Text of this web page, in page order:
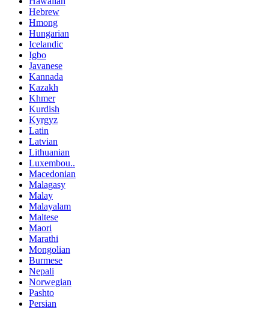
Hebrew
Hmong
Hungarian
Icelandic
Igbo
Javanese
Kannada
Kazakh
Khmer
Kurdish
Kyrgyz
Latin
Latvian
Lithuanian
Luxembou..
Macedonian
Malagasy
Malay
Malayalam
Maltese
Maori
Marathi
Mongolian
Burmese
Nepali
Norwegian
Pashto
Persian